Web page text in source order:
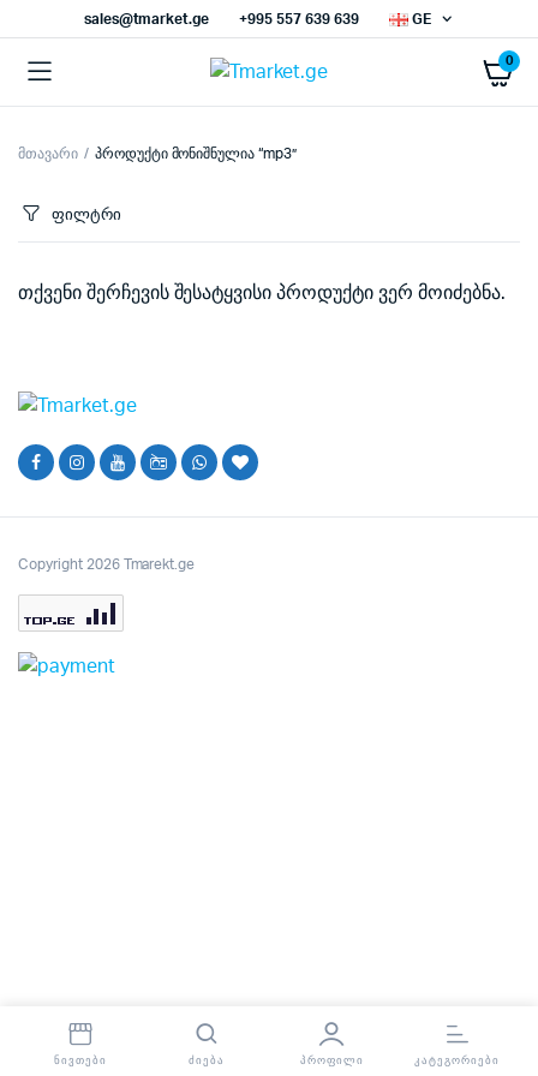
sales@tmarket.ge +995 557 639 639 GE
0
მთავარი პროდუქტი მონიშნულია “mp3”
ფილტრი
თქვენი შერჩევის შესატყვისი პროდუქტი ვერ მოიძებნა.
Copyright 2026 Tmarekt.ge
ᲜᲘᲕᲗᲔᲑᲘ ᲫᲘᲔᲑᲐ ᲞᲠᲝᲤᲘᲚᲘ ᲙᲐᲢᲔᲒᲝᲠᲘᲔᲑᲘ